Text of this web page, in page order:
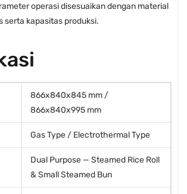
operasi disesuaikan dengan material
serta kapasitas produksi.
866x840x845 mm /
866x840x995 mm
Gas Type / Electrothermal Type
Dual Purpose — Steamed Rice Roll
& Small Steamed Bun